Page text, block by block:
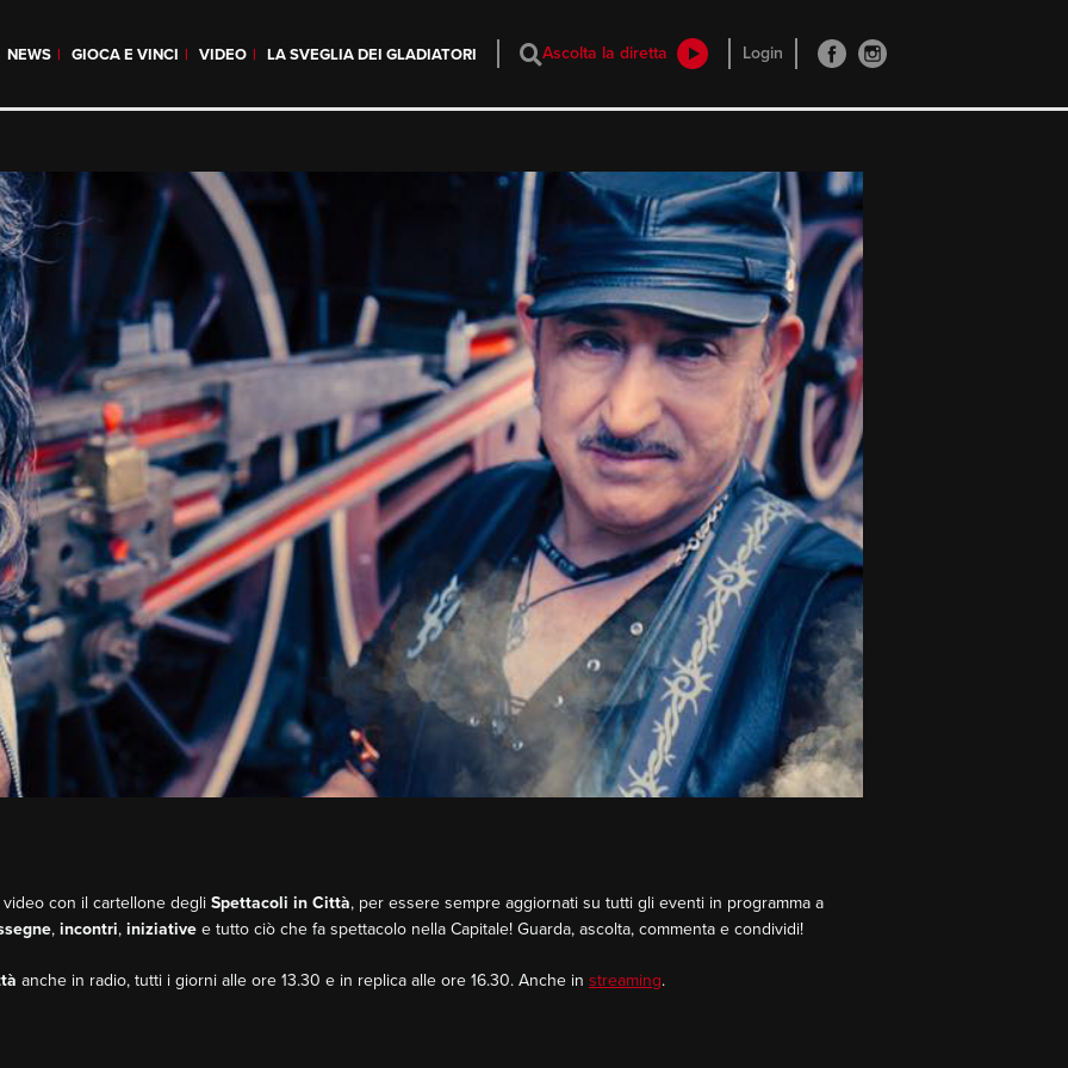
NEWS GIOCA E VINCI VIDEO LA SVEGLIA DEI GLADIATORI Ascolta la diretta Login
con il cartellone degli Spettacoli in Città, per essere sempre aggiornati su tutti gli eventi in programma a
, incontri, iniziative e tutto ciò che fa spettacolo nella Capitale! Guarda, ascolta, commenta e condividi!
anche in radio, tutti i giorni alle ore 13.30 e in replica alle ore 16.30. Anche in streaming.